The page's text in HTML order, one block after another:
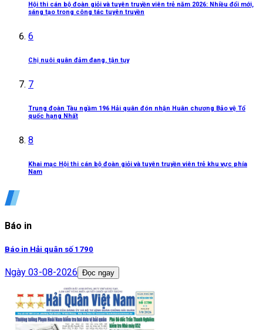
Hội thi cán bộ đoàn giỏi và tuyên truyền viên trẻ năm 2026: Nhiều đổi mới,
sáng tạo trong công tác tuyên truyền
6
Chị nuôi quân đảm đang, tận tụy
7
Trung đoàn Tàu ngầm 196 Hải quân đón nhận Huân chương Bảo vệ Tổ
quốc hạng Nhất
8
Khai mạc Hội thi cán bộ đoàn giỏi và tuyên truyền viên trẻ khu vực phía
Nam
Báo in
Báo in Hải quân số 1790
Ngày 03-08-2026 Đọc ngay